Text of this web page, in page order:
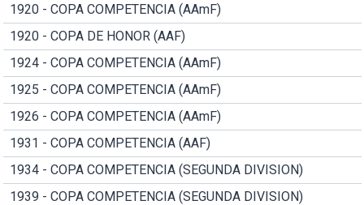
1920 - COPA COMPETENCIA (AAmF)
1920 - COPA DE HONOR (AAF)
1924 - COPA COMPETENCIA (AAmF)
1925 - COPA COMPETENCIA (AAmF)
1926 - COPA COMPETENCIA (AAmF)
1931 - COPA COMPETENCIA (AAF)
1934 - COPA COMPETENCIA (SEGUNDA DIVISION)
1939 - COPA COMPETENCIA (SEGUNDA DIVISION)